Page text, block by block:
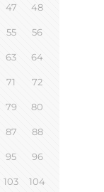
47 48
55 56
63 64
71 72
79 80
87 88
95 96
103 104